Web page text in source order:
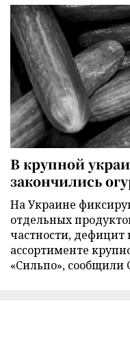
В крупной
закончились
На Украине
отдельных
частности, дефицит
ассортименте
«Сильпо»,